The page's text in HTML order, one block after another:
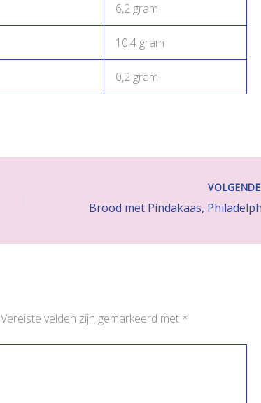
6,2 gram
10,4 gram
0,2 gram
VOLGENDE
Vereiste velden zijn gemarkeerd met *